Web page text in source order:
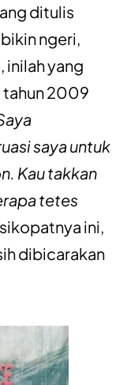
ditulis
ngeri,
inilah yang
tahun 2009
saya untuk
Kau takkan
tetes
ini,
dibicarakan